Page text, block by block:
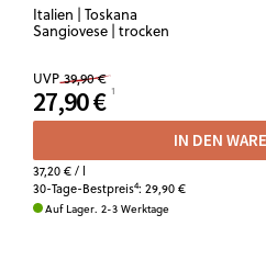
Italien | Toskana
Sangiovese | trocken
UVP 39,90 €
27,90 €
IN DEN
37,20 €/ l
30-Tage-Bestpreis4: 29,90 €
Auf Lager. 2-3 Werktage